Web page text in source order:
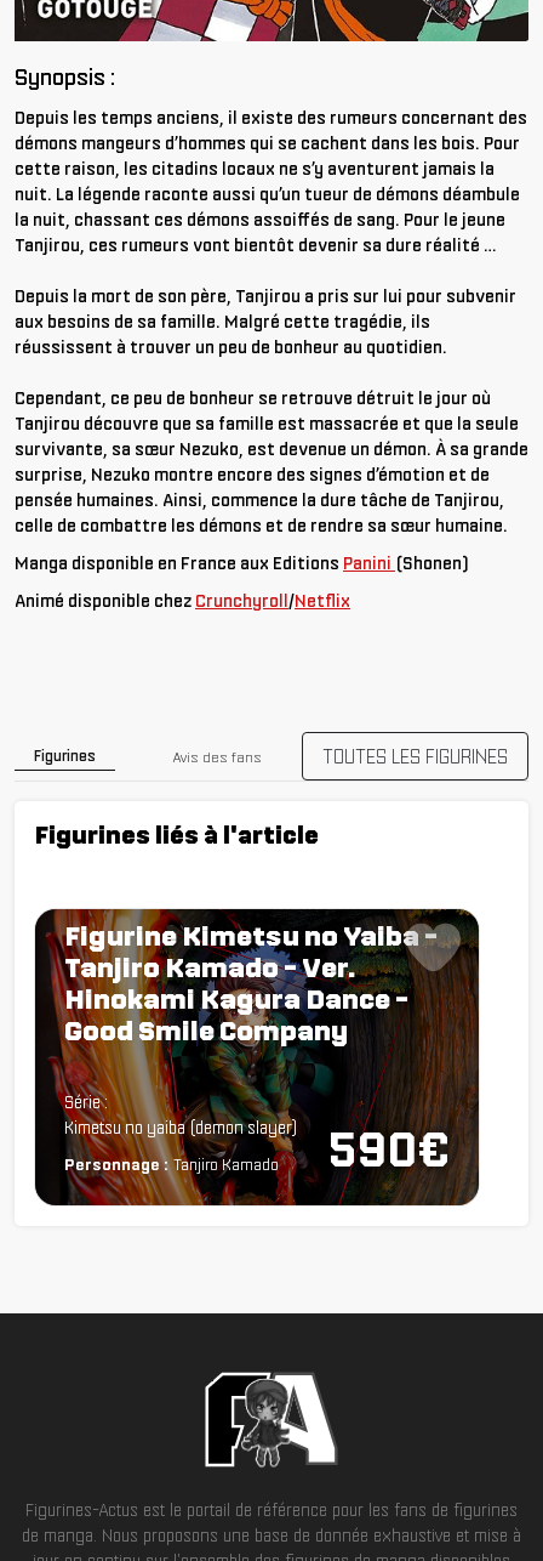
Synopsis :
Depuis les temps anciens, il existe des rumeurs concernant des
démons mangeurs d’hommes qui se cachent dans les bois. Pour
cette raison, les citadins locaux ne s’y aventurent jamais la
nuit. La légende raconte aussi qu’un tueur de démons déambule
la nuit, chassant ces démons assoiffés de sang. Pour le jeune
Tanjirou, ces rumeurs vont bientôt devenir sa dure réalité …
Depuis la mort de son père, Tanjirou a pris sur lui pour subvenir
aux besoins de sa famille. Malgré cette tragédie, ils
réussissent à trouver un peu de bonheur au quotidien.
Cependant, ce peu de bonheur se retrouve détruit le jour où
Tanjirou découvre que sa famille est massacrée et que la seule
survivante, sa sœur Nezuko, est devenue un démon. À sa grande
surprise, Nezuko montre encore des signes d’émotion et de
pensée humaines. Ainsi, commence la dure tâche de Tanjirou,
celle de combattre les démons et de rendre sa sœur humaine.
Manga disponible en France aux Editions Panini (Shonen)
Animé disponible chez Crunchyroll /Netflix
Figurines Avis des fans TOUTES LES FIGURINES
Figurines liés à l'article
590€
Figurine Kimetsu no Yaiba -
Tanjiro Kamado - Ver.
Hinokami Kagura Dance -
Good Smile Company
Chargement...
Série :
Kimetsu no yaiba (demon slayer)
Personnage : Tanjiro Kamado
Figurines-Actus est le portail de référence pour les fans de figurines
de manga. Nous proposons une base de donnée exhaustive et mise à